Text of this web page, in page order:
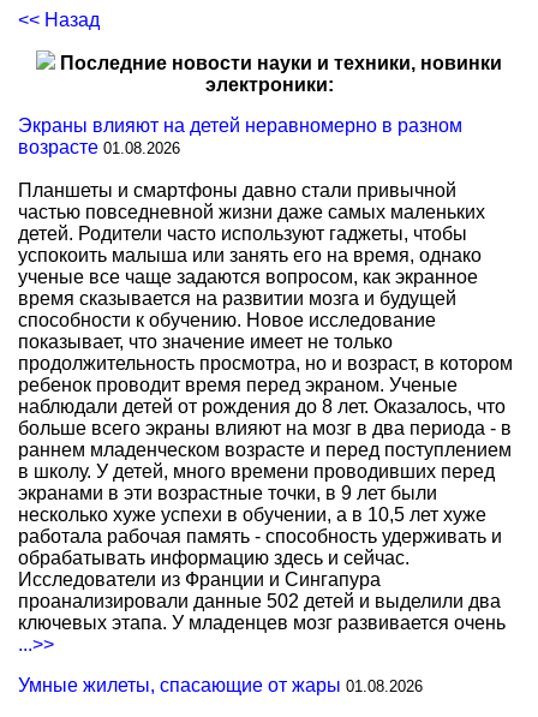
<< Назад
Последние новости науки и техники, новинки
электроники:
Экраны влияют на детей неравномерно в разном
возрасте 01.08.2026
Планшеты и смартфоны давно стали привычной
частью повседневной жизни даже самых маленьких
детей. Родители часто используют гаджеты, чтобы
успокоить малыша или занять его на время, однако
ученые все чаще задаются вопросом, как экранное
время сказывается на развитии мозга и будущей
способности к обучению. Новое исследование
показывает, что значение имеет не только
продолжительность просмотра, но и возраст, в котором
ребенок проводит время перед экраном. Ученые
наблюдали детей от рождения до 8 лет. Оказалось, что
больше всего экраны влияют на мозг в два периода - в
раннем младенческом возрасте и перед поступлением
в школу. У детей, много времени проводивших перед
экранами в эти возрастные точки, в 9 лет были
несколько хуже успехи в обучении, а в 10,5 лет хуже
работала рабочая память - способность удерживать и
обрабатывать информацию здесь и сейчас.
Исследователи из Франции и Сингапура
проанализировали данные 502 детей и выделили два
ключевых этапа. У младенцев мозг развивается очень
...>>
Умные жилеты, спасающие от жары 01.08.2026